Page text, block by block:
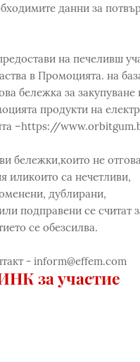
данни за
на печеливш
в Промоцията. на
бележка за закупуване
продукти на
–https://
бележки,които не
иликоито са нечетливи,
дублирани,
подправени се считат
се обезсилва.
- inform@effem.com
за участие